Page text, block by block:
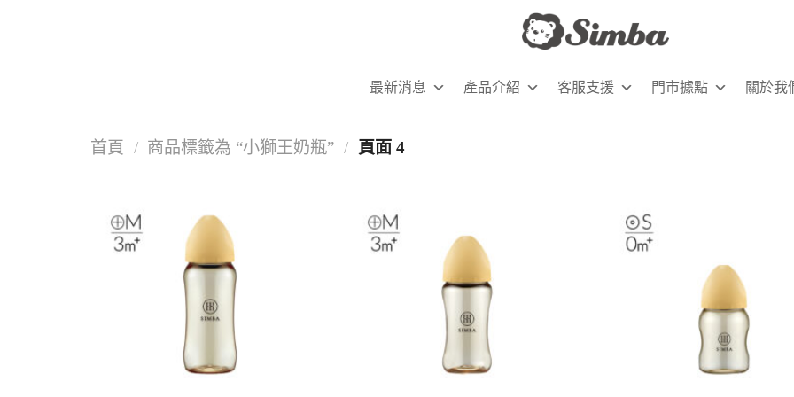
最新消息 產品介紹 客服支援 門市據點 關於我
首頁 / 商品標籤為 “小獅王奶瓶” / 頁面 4